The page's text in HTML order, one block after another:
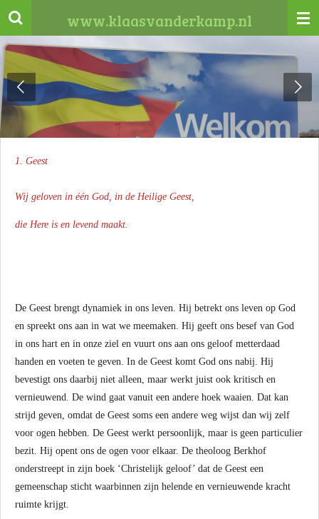
Ga
naar
hoofdinhoud
www.klaasvanderkamp.nl
1. Geest
Wij geloven in één God, in de Heilige Geest,
die Here is en levend maakt.
De Geest brengt dynamiek in ons leven. Hij betrekt ons leven op God
en spreekt ons aan in wat we meemaken. Hij geeft ons besef van God
in ons hart en in onze ziel en vuurt ons aan ons geloof metterdaad
handen en voeten te geven. In de Geest komt God ons nabij. Hij
bevestigt ons daarbij niet alleen, maar werkt juist ook kritisch en
vernieuwend. De wind gaat vanuit een andere hoek waaien. Dat kan
strijd geven, omdat de Geest soms een andere weg wijst dan wij zelf
voor ogen hebben. De Geest werkt persoonlijk, maar is geen particulier
bezit. Hij opent ons de ogen voor elkaar. De theoloog Berkhof
onderstreept in zijn boek ‘Christelijk geloof’ dat de Geest een
gemeenschap sticht waarbinnen zijn helende en vernieuwende kracht
ruimte krijgt.